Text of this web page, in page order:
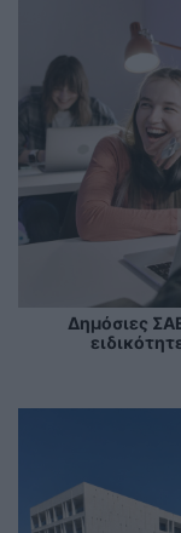
Δημόσιες